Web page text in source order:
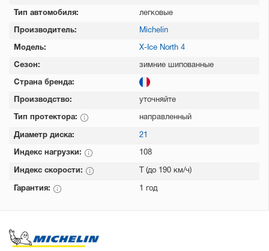
Тип автомобиля: легковые
Производитель: Michelin
Модель: X-Ice North 4
Сезон: зимние шипованные
Страна бренда:
Производство: уточняйте
Тип протектора: направленный
Диаметр диска: 21
Индекс нагрузки: 108
Индекс скорости: T (до 190 км/ч)
Гарантия: 1 год